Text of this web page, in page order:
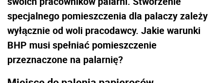
specjalnego pomieszczenia dla palaczy zależy
wyłącznie od woli pracodawcy. Jakie warunki
BHP musi spełniać pomieszczenie
przeznaczone na palarnię?